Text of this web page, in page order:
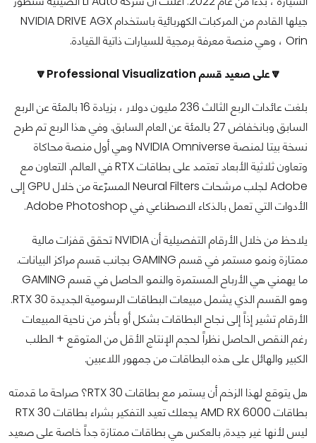
جيلها القادم من المركبات الكهربائية باستخدام NVIDIA DRIVE AGX
Orin ، وهي منصة معرفة برمجية للسيارات ذاتية القيادة.
🔽على صعيد قسم Professional Visualization🔽
بلغت عائدات الربع الثالث 236 مليون دولار ، بزيادة 16 بالمئة عن الربع
السابق وبانخفاض 27 بالمئة عن العام السابق. وفي هذا الربع تم طرح
نسخة بيتا لمنصة NVIDIA Omniverse وهي أول منصة محاكاة
وتعاون ثلاثية الأبعاد تعتمد على بطاقات RTX في العالم. التعاون مع
Adobe لجلب مرشحات Neural Filters المسرّعة من خلال GPU إلى
الأدوات التي تعمل بالذكاء الاصطناعي في Adobe Photoshop.
يلاحظ من خلال الأرقام التفصيلية أن NVIDIA تحقق قفزات مالية
ممتازة ونمو مستمر في قسم GAMING بجانب قسم مراكز البيانات.
ما يهمني هي الأرباح المستمرة والنمو الحاصل في قسم GAMING
وهو القسم الذي يشمل مبيعات البطاقات الرسومية الجديدة RTX 30.
الأرقام تشير إذاً إلى نجاح البطاقات بشكل أو بأخر من ناحية المبيعات
رغم النقص الحاصل نظراً لحجم الإنتاج الأقل من المتوقع + الطلب
الكبير والهائل على هذه البطاقات من جمهور اللاعبين.
هل يتوقع لهذا الزخم أن يستمر مع بطاقات RTX 30؟ صراحة ما قدمته
بطاقات AMD RX 6000 يجعلك تعيد التفكير بشراء بطاقات RTX 30
ليس لأنها غير جيدة, بالعكس هي بطاقات ممتازة جداً خاصة على صعيد